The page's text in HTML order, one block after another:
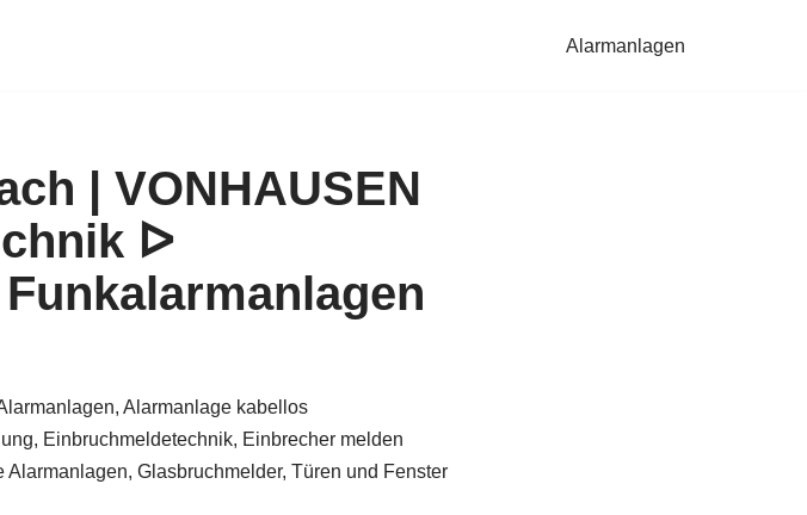
Alarmanlagen
| VONHAUSEN
ᐅ
Alarmanlage kabellos
Einbruchmeldetechnik, Einbrecher melden
Glasbruchmelder, Türen und Fenster